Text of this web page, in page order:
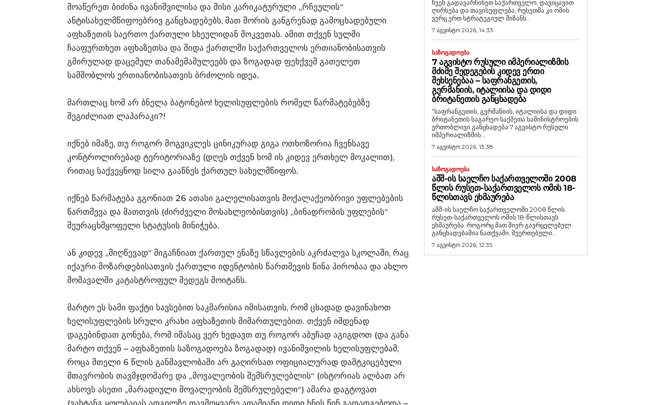
მოაწერეთ ბიძინა ივანიშვილისა და მისი კარიკატურული „რჩეულის“
ანტისახელმწიფოებრივ განცხადებებს, მათ შორის განგრენად გამოცხადებული
აფხაზეთის საერთო ქართული სხეულიდან მოკვეთას. ამით თქვენ სულში
ჩააფურთხეთ აფხაზეთსა და შიდა ქართლში საქართველოს ერთიანობისათვის
გმირულად დაცემულ თანამემამულეებს და ზოგადად ფეხქვეშ გათელეთ
სამშობლოს ერთიანობისათვის ბრძოლის იდეა.
მართლაც ხომ არ ბნელა ბატონებო! ხელისუფლების რომელ წარმატებებზე
შეგიძლიათ ლაპარაკი?!
იქნებ იმაზე, თუ როგორ მოგვიკლეს ცინიკურად გიგა ოთხოზორია ჩვენსავე
კონტროლირებად ტერიტორიაზე (დღეს თქვენ ხომ ის კიდევ ერთხელ მოკალით),
რითაც საქვეყნოდ სილა გააწნეს ქართულ სახელმწიფოს.
იქნებ წარმატება გგონიათ 26 ათასი გალელისათვის მოქალაქეობრივი უფლებების
წართმევა და მათთვის (ძირძველი მოსახლეობისთვის) „ბინადრობის უფლების“
შეურაცხმყოფელი სტატუსის მინიჭება.
ან კიდევ „მიღწევად“ მიგაჩნიათ ქართულ ენაზე სწავლების აკრძალვა სკოლაში, რაც
იქაური მოზარდებისათვის ქართული იდენტობის წართმევის წინა პირობაა და ახლო
მომავალში კატასტროფულ შედეგს მოიტანს.
მარტო ეს სამი ფაქტი სავსებით საკმარისია იმისათვის, რომ ცხადად დავინახოთ
ხელისუფლების სრული კრახი აფხაზეთის მიმართულებით. თქვენ იმდენად
დაგებინდათ გონება, რომ იმასაც ვერ ხედავთ თუ როგორ აბუჩად აგიგდოთ (და განა
მარტო თქვენ – აფხაზეთის საზოგადოება ზოგადად) ივანიშვილის ხელისუფლებამ,
როცა მთელი 6 წლის განმავლობაში არ გაღირსათ ოფიციალურად დამტკიცებული
მთავრობის თავმჯდომარე და „მოვალეობის შემსრულებლის“ (ისტორიას ალბათ არ
ახსოვს ასეთი „მარადიული მოვალეობის შემსრულებელი“) ამარა დაგტოვათ
(ვახტანგ ყოლბაიას ადგილზე თავმოყვარე ადამიანი დიდი ხნის წინ გადადგებოდა –
ჩვენ გადავარჩინეთ საქართველო, დავიცავით
ღირსება და თავისუფლება, რუსეთმა კი ომის
ვერც ერთ სტრატეგიულ მიზანს...
7 აგვისტო 2026, 14:33
ᲡᲐᲖᲝᲒᲐᲓᲝᲔᲑᲐ
7 ᲐᲒᲕᲘᲡᲢᲝ ᲠᲣᲡᲣᲚᲘ ᲘᲛᲞᲔᲠᲘᲐᲚᲘᲖᲛᲘᲡ
ᲛᲫᲘᲛᲔ ᲨᲔᲓᲔᲒᲔᲑᲘᲡ ᲙᲘᲓᲔᲕ ᲔᲠᲗᲘ
ᲨᲔᲮᲡᲔᲜᲔᲑᲐᲐ – ᲡᲐᲤᲠᲐᲜᲒᲔᲗᲘᲡ,
ᲒᲔᲠᲛᲐᲜᲘᲘᲡ, ᲘᲢᲐᲚᲘᲘᲡᲐ ᲓᲐ ᲓᲘᲓᲘ
ᲑᲠᲘᲢᲐᲜᲔᲗᲘᲡ ᲒᲐᲜᲪᲮᲐᲓᲔᲑᲐ
“საფრანგეთის, გერმანიის, იტალიისა და დიდი
ბრიტანეთის საგარეო საქმეთა სამინისტროების
ერთობლივი განცხადება 7 აგვისტო რუსული
იმპერიალიზმის...
7 აგვისტო 2026, 13:38
ᲡᲐᲖᲝᲒᲐᲓᲝᲔᲑᲐ
ᲐᲨᲨ-ᲘᲡ ᲡᲐᲔᲚᲩᲝ ᲡᲐᲥᲐᲠᲗᲕᲔᲚᲝᲨᲘ 2008
ᲬᲚᲘᲡ ᲠᲣᲡᲔᲗ-ᲡᲐᲥᲐᲠᲗᲕᲔᲚᲝᲡ ᲝᲛᲘᲡ 18-
ᲬᲚᲘᲡᲗᲐᲕᲡ ᲔᲮᲛᲐᲣᲠᲔᲑᲐ
აშშ-ის საელჩო საქართველოში 2008 წლის
რუსეთ-საქართველოს ომის 18-წლისთავს
ეხმაურება. როგორც მათ მიერ გავრცელებულ
განცხადებაშია ნათქვამი, შეერთებული...
7 აგვისტო 2026, 12:35